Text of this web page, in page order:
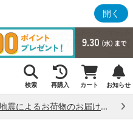
開く
検索 再購入 カート お知らせ
熊本県熊本地方で発生した地震によるお荷物のお届け状況について （7/28）